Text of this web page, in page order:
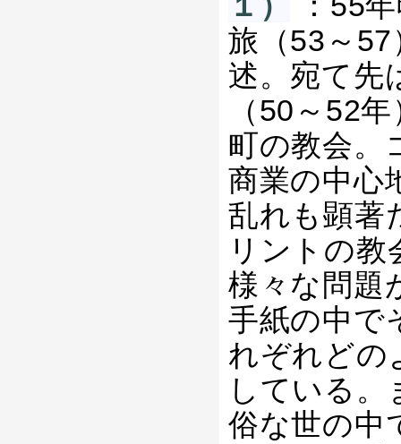
旅（53～
述。宛て先
（50～52
町の教会。
商業の中心
乱れも顕著
リントの
様々な問題
手紙の中で
れぞれどの
している
俗な世の中